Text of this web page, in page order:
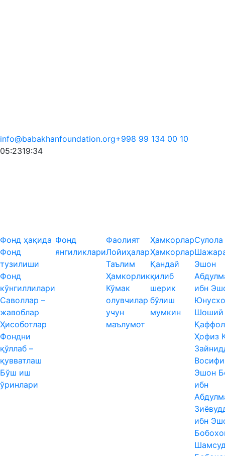
info@babakhanfoundation.org+998 99 134 00 10
05:2319:34
Фонд ҳақида
Фонд
тузилиши
Фонд
кўнгиллилари
Саволлар –
жавоблар
Ҳисоботлар
Фондни
қўллаб –
қувватлаш
Бўш иш
ўринлари
Фонд
янгиликлари
Фаолият
Лойиҳалар
Таълим
Ҳамкорлик
Кўмак
олувчилар
учун
маълумот
Ҳамкорлар
Ҳамкорлар
Қандай
қилиб
шерик
бўлиш
мумкин
Сулола
Эшон
ибн
Шоший
Ҳофиз
Эшон
ибн
ибн